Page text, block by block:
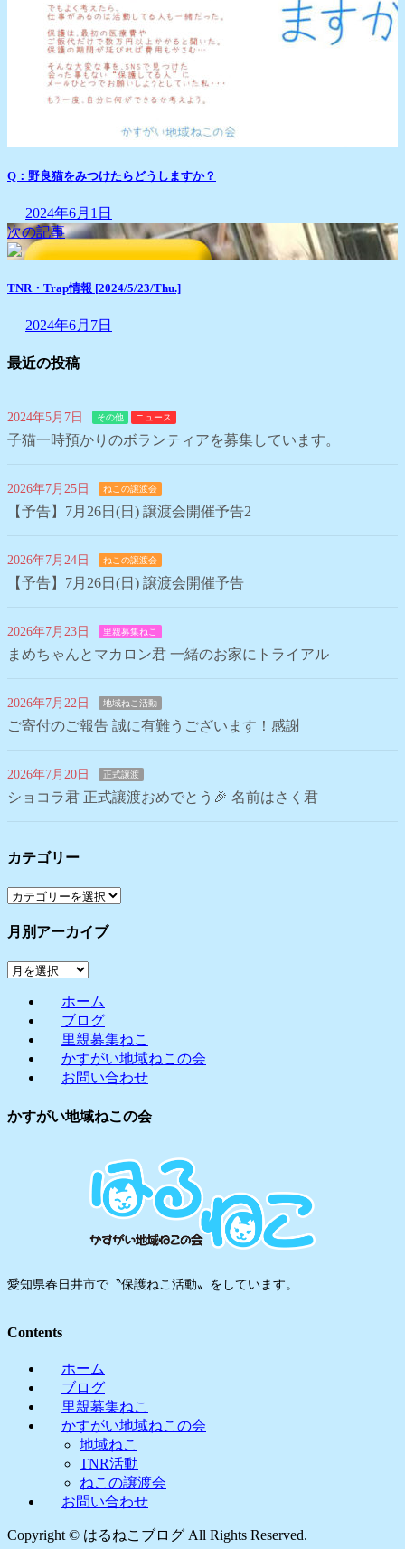
Q：野良猫をみつけたらどうしますか？
2024年6月1日
次の記事
TNR・Trap情報 [2024/5/23/Thu.]
2024年6月7日
最近の投稿
2024年5月7日 その他 ニュース
子猫一時預かりのボランティアを募集しています。
2026年7月25日 ねこの譲渡会
【予告】7月26日(日) 譲渡会開催予告2
2026年7月24日 ねこの譲渡会
【予告】7月26日(日) 譲渡会開催予告
2026年7月23日 里親募集ねこ
まめちゃんとマカロン君 一緒のお家にトライアル
2026年7月22日 地域ねこ活動
ご寄付のご報告 誠に有難うございます！感謝
2026年7月20日 正式譲渡
ショコラ君 正式讓渡おめでとう🎉 名前はさく君
カテゴリー
カ
ゴ
ー
月別アーカイブ
月
ホーム
ブログ
里親募集ねこ
かすがい地域ねこの会
お問い合わせ
かすがい地域ねこの会
愛知県春日井市で〝保護ねこ活動〟をしています。
Contents
ホーム
ブログ
里親募集ねこ
かすがい地域ねこの会
地域ねこ
TNR活動
ねこの譲渡会
お問い合わせ
Copyright © はるねこブログ All Rights Reserved.